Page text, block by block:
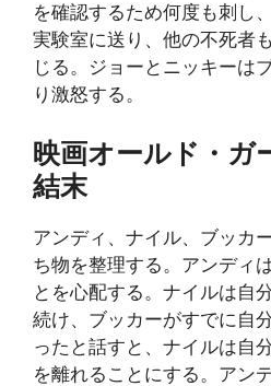
を確認するため何度も刺し
実験室に送り、他の不死者
じる。ジョーとニッキーは
り激怒する。
映画オールド・ガ
結末
アンディ、ナイル、ブッカ
ち物を整理する。アンディ
とを心配する。ナイルは自
続け、ブッカーがすでに自
ったと話すと、ナイルは自
を離れることにする。アン